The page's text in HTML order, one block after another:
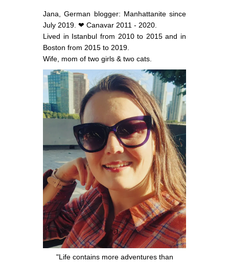
Jana, German blogger: Manhattanite since
July 2019. ❤ Canavar 2011 - 2020.
Lived in Istanbul from 2010 to 2015 and in
Boston from 2015 to 2019.
Wife, mom of two girls & two cats.
"Life contains more adventures than